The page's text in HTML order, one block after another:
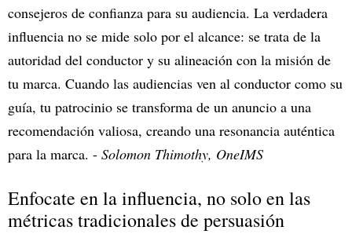
consejeros de confianza para su audiencia. La verdadera
influencia no se mide solo por el alcance: se trata de la
autoridad del conductor y su alineación con la misión de
tu marca. Cuando las audiencias ven al conductor como su
guía, tu patrocinio se transforma de un anuncio a una
recomendación valiosa, creando una resonancia auténtica
para la marca. - Solomon Thimothy, OneIMS
Enfocate en la influencia, no solo en las
métricas tradicionales de persuasión